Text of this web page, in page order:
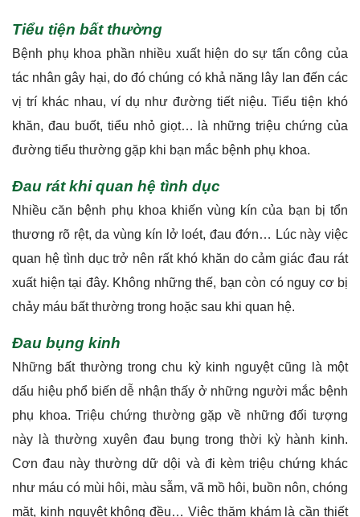
Đau rát khi quan hệ tình dục
Nhiều căn bệnh phụ khoa khiến vùng kín của bạn bị tổn
thương rõ rệt, da vùng kín lở loét, đau đớn… Lúc này việc
quan hệ tình dục trở nên rất khó khăn do cảm giác đau rát
xuất hiện tại đây. Không những thế, bạn còn có nguy cơ bị
Đau bụng kinh
Những bất thường trong chu kỳ kinh nguyệt cũng là một
dấu hiệu phổ biến dễ nhận thấy ở những người mắc bệnh
phụ khoa. Triệu chứng thường gặp về những đối tượng
này là thường xuyên đau bụng trong thời kỳ hành kinh.
như máu có mùi hôi, màu sẫm, vã mồ hôi, buồn nôn, chóng
mặt, kinh nguyệt không đều… Việc thăm khám là cần thiết
để giúp bạn định hình căn bệnh cũng như phương pháp
điều trị.
Xuất huyết âm đạo
Xuất huyết âm đạo là triệu chứng khá nghiêm trọng cho
thấy tổn thương bên trong ống sinh dục của bạn. Sự chảy